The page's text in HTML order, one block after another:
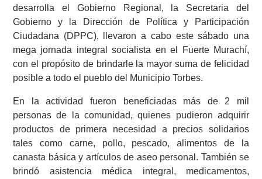
desarrolla el Gobierno Regional, la Secretaria del
Gobierno y la Dirección de Política y Participación
Ciudadana (DPPC), llevaron a cabo este sábado una
mega jornada integral socialista en el Fuerte Murachí,
con el propósito de brindarle la mayor suma de felicidad
posible a todo el pueblo del Municipio Torbes.
En la actividad fueron beneficiadas más de 2 mil
personas de la comunidad, quienes pudieron adquirir
productos de primera necesidad a precios solidarios
tales como carne, pollo, pescado, alimentos de la
canasta básica y artículos de aseo personal. También se
brindó asistencia médica integral, medicamentos,